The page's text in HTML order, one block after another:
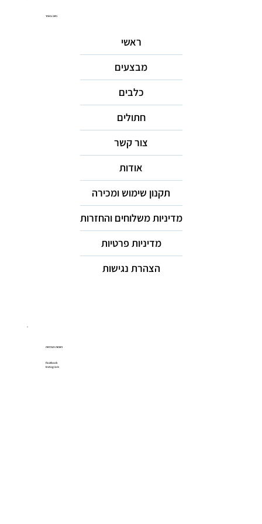
ניווט באתר
ראשי
מבצעים
כלבים
חתולים
צור קשר
אודות
תקנון שימוש ומכירה
מדיניות משלוחים והחזרות
מדיניות פרטיות
הצהרת נגישות
רשתות חברתיות
Facebook
Instagram